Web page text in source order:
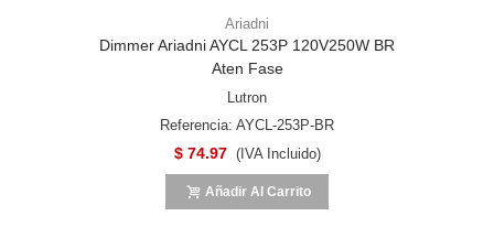
Ariadni
Dimmer Ariadni AYCL 253P 120V250W BR
Aten Fase
Lutron
Referencia: AYCL-253P-BR
$ 74.97 (IVA Incluido)
Añadir Al Carrito